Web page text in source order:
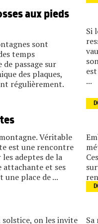
aux pieds
sont
temps
passage sur
des plaques,
régulièrement.
Si
...
Véritable
est une rencontre
adeptes de la
attachante et ses
place de ...
solstice, on les invite